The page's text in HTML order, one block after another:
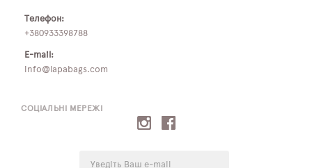
СОЦІАЛЬНІ МЕРЕЖІ
Телефон:
+380933398788
E-mail:
info@lapabags.com